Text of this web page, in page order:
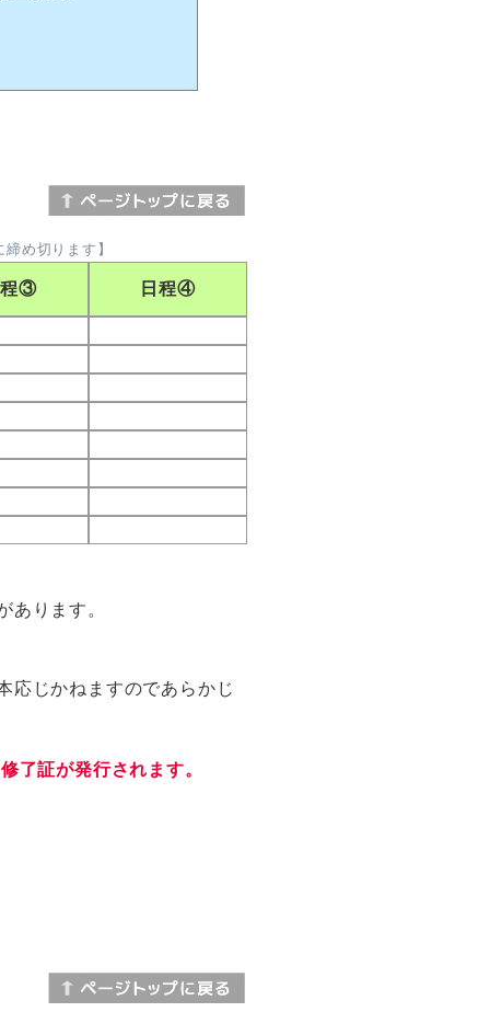
め切ります】
程③ 日程④
あります。
応じかねますのであらかじ
了証が発行されます。